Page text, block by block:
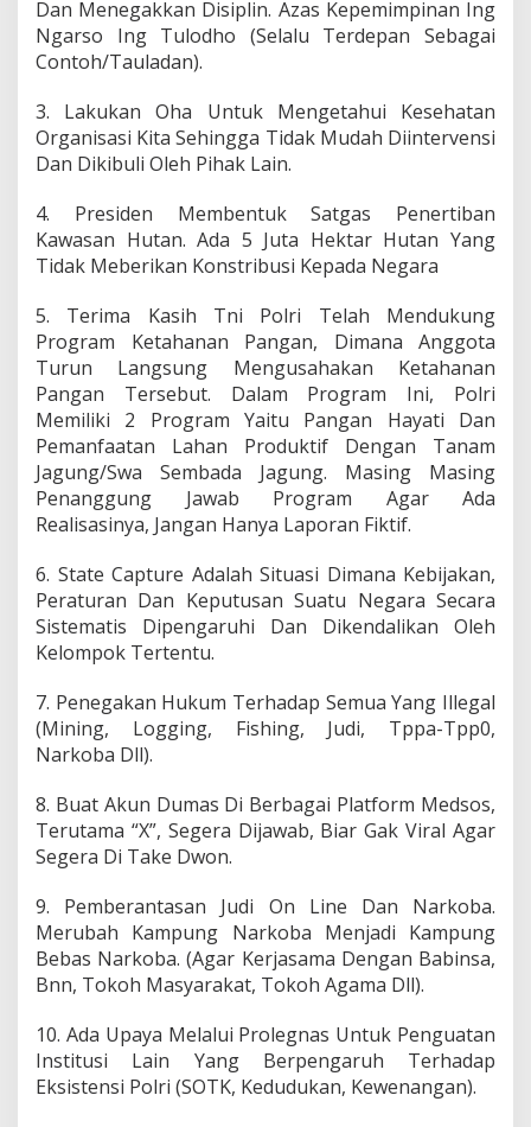
Dan Menegakkan Disiplin. Azas Kepemimpinan Ing
Ngarso Ing Tulodho (Selalu Terdepan Sebagai
Contoh/Tauladan).
3. Lakukan Oha Untuk Mengetahui Kesehatan
Organisasi Kita Sehingga Tidak Mudah Diintervensi
Dan Dikibuli Oleh Pihak Lain.
4. Presiden Membentuk Satgas Penertiban
Kawasan Hutan. Ada 5 Juta Hektar Hutan Yang
Tidak Meberikan Konstribusi Kepada Negara
5. Terima Kasih Tni Polri Telah Mendukung
Program Ketahanan Pangan, Dimana Anggota
Turun Langsung Mengusahakan Ketahanan
Pangan Tersebut. Dalam Program Ini, Polri
Memiliki 2 Program Yaitu Pangan Hayati Dan
Pemanfaatan Lahan Produktif Dengan Tanam
Jagung/Swa Sembada Jagung. Masing Masing
Penanggung Jawab Program Agar Ada
Realisasinya, Jangan Hanya Laporan Fiktif.
6. State Capture Adalah Situasi Dimana Kebijakan,
Peraturan Dan Keputusan Suatu Negara Secara
Sistematis Dipengaruhi Dan Dikendalikan Oleh
Kelompok Tertentu.
7. Penegakan Hukum Terhadap Semua Yang Illegal
(Mining, Logging, Fishing, Judi, Tppa-Tpp0,
Narkoba Dll).
8. Buat Akun Dumas Di Berbagai Platform Medsos,
Terutama “X”, Segera Dijawab, Biar Gak Viral Agar
Segera Di Take Dwon.
9. Pemberantasan Judi On Line Dan Narkoba.
Merubah Kampung Narkoba Menjadi Kampung
Bebas Narkoba. (Agar Kerjasama Dengan Babinsa,
Bnn, Tokoh Masyarakat, Tokoh Agama Dll).
10. Ada Upaya Melalui Prolegnas Untuk Penguatan
Institusi Lain Yang Berpengaruh Terhadap
Eksistensi Polri (SOTK, Kedudukan, Kewenangan).